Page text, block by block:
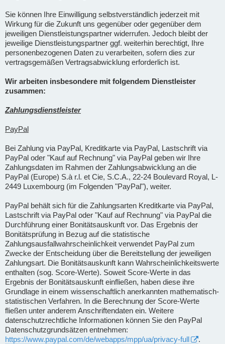
Sie können Ihre Einwilligung selbstverständlich jederzeit mit
Wirkung für die Zukunft uns gegenüber oder gegenüber dem
jeweiligen Dienstleistungspartner widerrufen. Jedoch bleibt der
jeweilige Dienstleistungspartner ggf. weiterhin berechtigt, Ihre
personenbezogenen Daten zu verarbeiten, sofern dies zur
vertragsgemäßen Vertragsabwicklung erforderlich ist.
Wir arbeiten insbesondere mit folgendem Dienstleister
zusammen:
Zahlungsdienstleister
PayPal
Bei Zahlung via PayPal, Kreditkarte via PayPal, Lastschrift via
PayPal oder "Kauf auf Rechnung" via PayPal geben wir Ihre
Zahlungsdaten im Rahmen der Zahlungsabwicklung an die
PayPal (Europe) S.à r.l. et Cie, S.C.A., 22-24 Boulevard Royal, L-
2449 Luxembourg (im Folgenden "PayPal"), weiter.
PayPal behält sich für die Zahlungsarten Kreditkarte via PayPal,
Lastschrift via PayPal oder "Kauf auf Rechnung" via PayPal die
Durchführung einer Bonitätsauskunft vor. Das Ergebnis der
Bonitätsprüfung in Bezug auf die statistische
Zahlungsausfallwahrscheinlichkeit verwendet PayPal zum
Zwecke der Entscheidung über die Bereitstellung der jeweiligen
Zahlungsart. Die Bonitätsauskunft kann Wahrscheinlichkeitswerte
enthalten (sog. Score-Werte). Soweit Score-Werte in das
Ergebnis der Bonitätsauskunft einfließen, haben diese ihre
Grundlage in einem wissenschaftlich anerkannten mathematisch-
statistischen Verfahren. In die Berechnung der Score-Werte
fließen unter anderem Anschriftendaten ein. Weitere
datenschutzrechtliche Informationen können Sie den PayPal
Datenschutzgrundsätzen entnehmen:
https://www.paypal.com/de/webapps/mpp/ua/privacy-full
.